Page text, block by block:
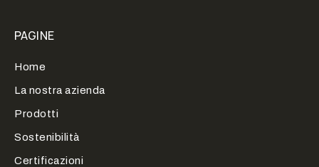
PAGINE
Home
La nostra azienda
Prodotti
Sostenibilità
Certificazioni